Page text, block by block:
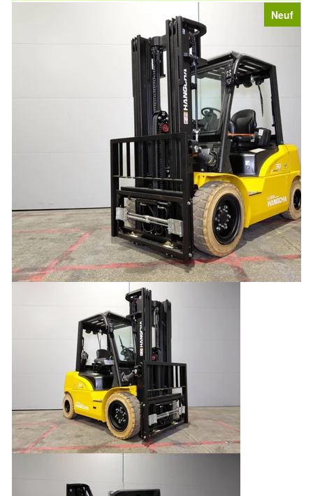
Neuf